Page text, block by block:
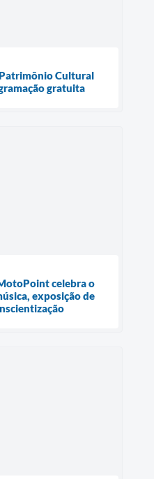
Cultural
gratuita
celebra o
exposição de